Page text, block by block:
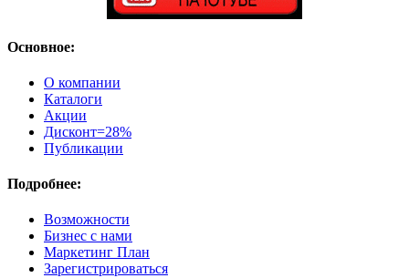
Основное:
О компании
Каталоги
Акции
Дисконт=28%
Публикации
Подробнее:
Возможности
Бизнес с нами
Маркетинг План
Зарегистрироваться